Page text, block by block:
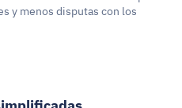
y menos disputas con los